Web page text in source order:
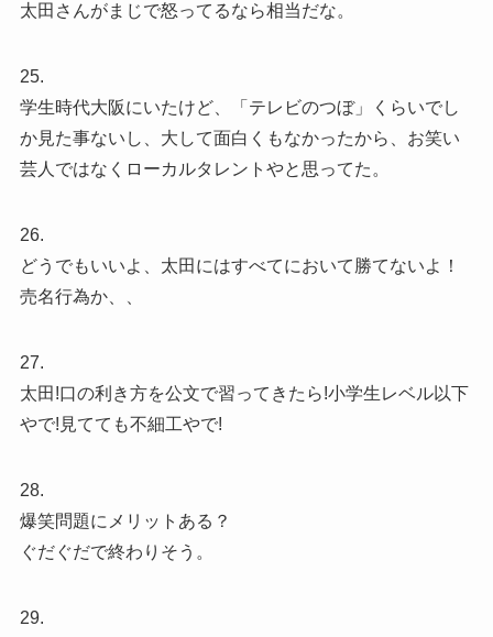
太田さんがまじで怒ってるなら相当だな。
25.
学生時代大阪にいたけど、「テレビのつぼ」くらいでし
か見た事ないし、大して面白くもなかったから、お笑い
芸人ではなくローカルタレントやと思ってた。
26.
どうでもいいよ、太田にはすべてにおいて勝てないよ！
売名行為か、、
27.
太田!口の利き方を公文で習ってきたら!小学生レベル以下
やで!見てても不細工やで!
28.
爆笑問題にメリットある？
ぐだぐだで終わりそう。
29.